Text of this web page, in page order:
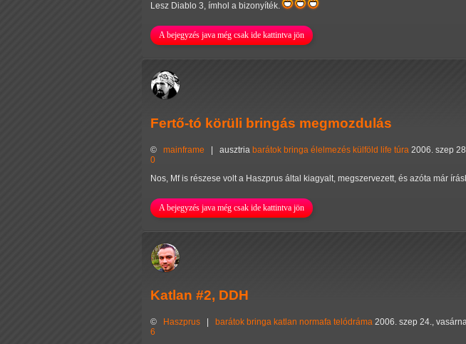
Lesz Diablo 3, ímhol a bizonyíték.
A bejegyzés java még csak ide kattintva jön
Fertő-tó körüli bringás megmozdulás
© mainframe | ausztria barátok bringa élelmezés külföld life túra 2006. szep
0
Nos, Mf is részese volt a Haszprus által kiagyalt, megszervezett, és azóta már
A bejegyzés java még csak ide kattintva jön
Katlan #2, DDH
© Haszprus barátok bringa katlan normafa telódráma 2006. szep 24.,
6